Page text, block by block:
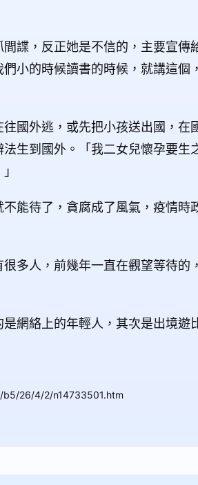
諜，反正她是不信的，主要宣
小的時候讀書的時候，就講這
國外逃，或先把小孩送出國，
生到國外。「我二女兒懷孕要
能待了，貪腐成了風氣，疫情
多人，前幾年一直在觀望等待
網絡上的年輕人，其次是出境遊
26/4/2/n14733501.htm